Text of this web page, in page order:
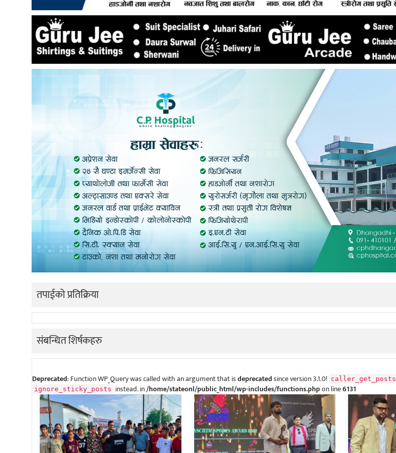
तपाईको प्रतिक्रिया
संबन्धित शिर्षकहरु
Deprecated: Function WP_Query was called with an argument that isdeprecatedsince version 3.1.0! caller_get_posts
ignore_sticky_posts instead. in/home/stateonl/public_html/wp-includes/functions.phpon line6131